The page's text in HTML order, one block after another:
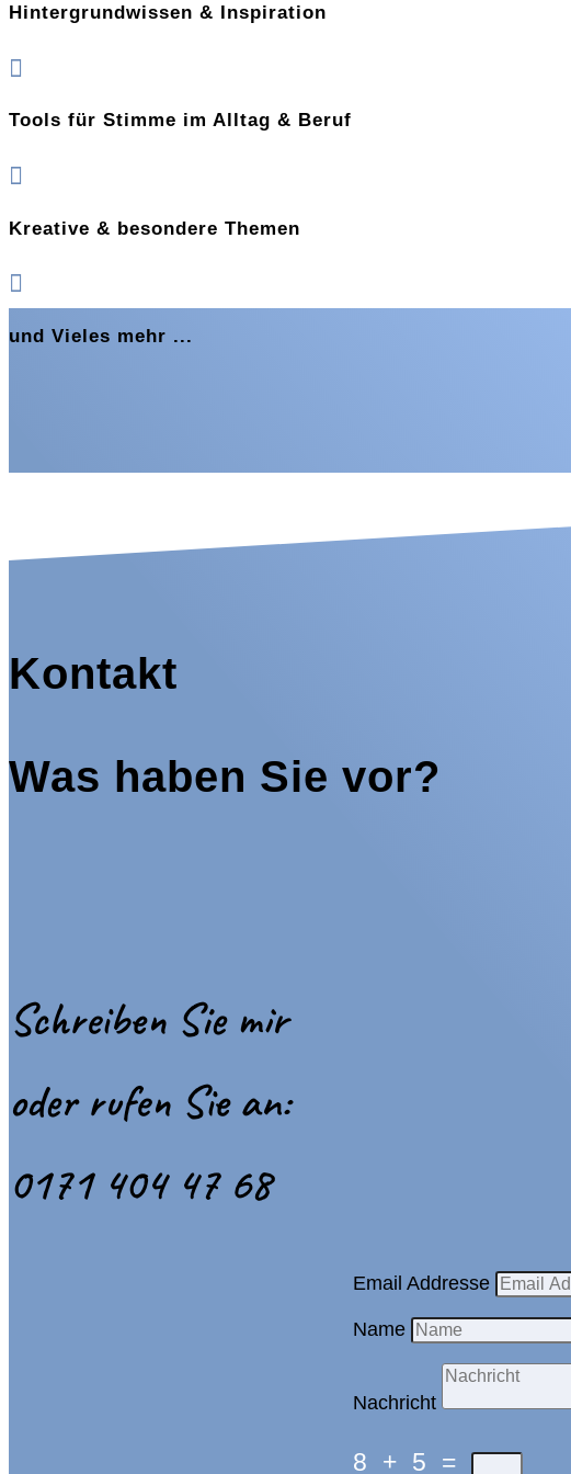
Hintergrundwissen & Inspiration

Tools für Stimme im Alltag & Beruf

Kreative & besondere Themen

und Vieles mehr ...
Kontakt
Was haben Sie vor?
Schreiben Sie mir
oder rufen Sie an:
0171 404 47 68
Email Addresse
Name
Nachricht
8 + 5 =